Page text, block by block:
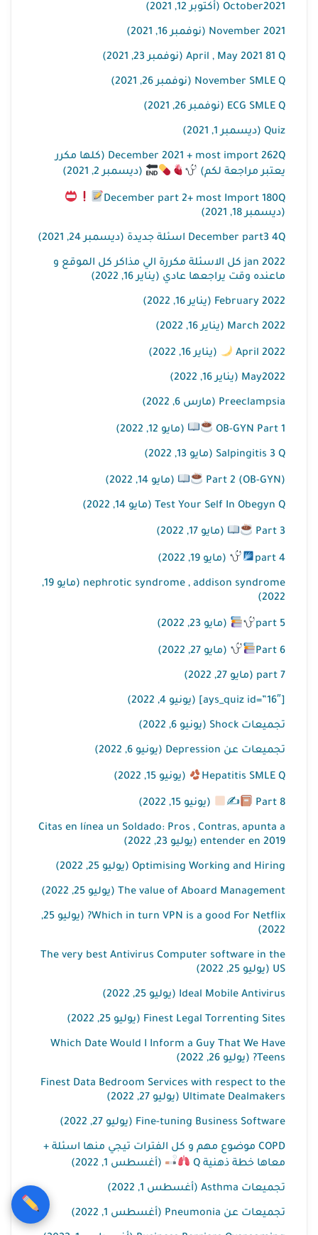
October2021 (أكتوبر 12, 2021)
November 2021 (نوفمبر 16, 2021)
April , May 2021 81 Q (نوفمبر 23, 2021)
November SMLE Q (نوفمبر 26, 2021)
ECG SMLE Q (نوفمبر 26, 2021)
Quiz (ديسمبر 1, 2021)
December 2021 + most import 262Q (كلها مكرر
يعتبر مراجعة لكم)
(ديسمبر 2, 2021)
December part 2+ most Import 180Q
(ديسمبر 18, 2021)
December part3 4Q اسئلة جديدة (ديسمبر 24, 2021)
jan 2022 كل الاسئلة مكررة الي مذاكر كل الموقع و
ماعنده وقت يراجعها عادي (يناير 16, 2022)
February 2022 (يناير 16, 2022)
March 2022 (يناير 16, 2022)
April 2022 (يناير 16, 2022)
May2022 (يناير 16, 2022)
Preeclampsia (مارس 6, 2022)
OB-GYN Part 1 (مايو 12, 2022)
Salpingitis 3 Q (مايو 13, 2022)
(OB-GYN) Part 2 (مايو 14, 2022)
Test Your Self In Obegyn Q (مايو 14, 2022)
Part 3 (مايو 17, 2022)
part 4 (مايو 19, 2022)
nephrotic syndrome , addison syndrome (مايو 19,
2022)
part 5 (مايو 23, 2022)
Part 6 (مايو 27, 2022)
part 7 (مايو 27, 2022)
[ays_quiz id=”16″] (يونيو 4, 2022)
تجميعات Shock (يونيو 6, 2022)
تجميعات عن Depression (يونيو 6, 2022)
Hepatitis SMLE Q (يونيو 15, 2022)
Part 8
✍ (يونيو 15, 2022)
Citas en línea un Soldado: Pros , Contras, apunta a
entender en 2019 (يوليو 23, 2022)
Optimising Working and Hiring (يوليو 25, 2022)
The value of Aboard Management (يوليو 25, 2022)
Which in turn VPN is a good For Netflix? (يوليو 25,
2022)
The very best Antivirus Computer software in the
US (يوليو 25, 2022)
Ideal Mobile Antivirus (يوليو 25, 2022)
Finest Legal Torrenting Sites (يوليو 25, 2022)
Which Date Would I Inform a Guy That We Have
Teens? (يوليو 26, 2022)
Finest Data Bedroom Services with respect to the
Ultimate Dealmakers (يوليو 27, 2022)
Fine-tuning Business Software (يوليو 27, 2022)
COPD موضوع مهم و كل الفترات تيجي منها اسئلة +
معاها خطة ذهنية Q
(أغسطس 1, 2022)
تجميعات Asthma (أغسطس 1, 2022)
تجميعات عن Pneumonia (أغسطس 1, 2022)